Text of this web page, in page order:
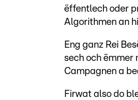
ëffentlech oder
Algorithmen an
Eng ganz Rei
sech och ëmmer
Campagnen a
Firwat also do